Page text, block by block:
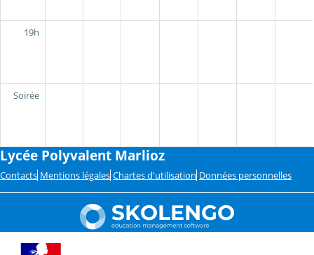
19h
Soirée
Lycée Polyvalent Marlioz
Contacts Mentions légales Chartes d'utilisation Données personnelles